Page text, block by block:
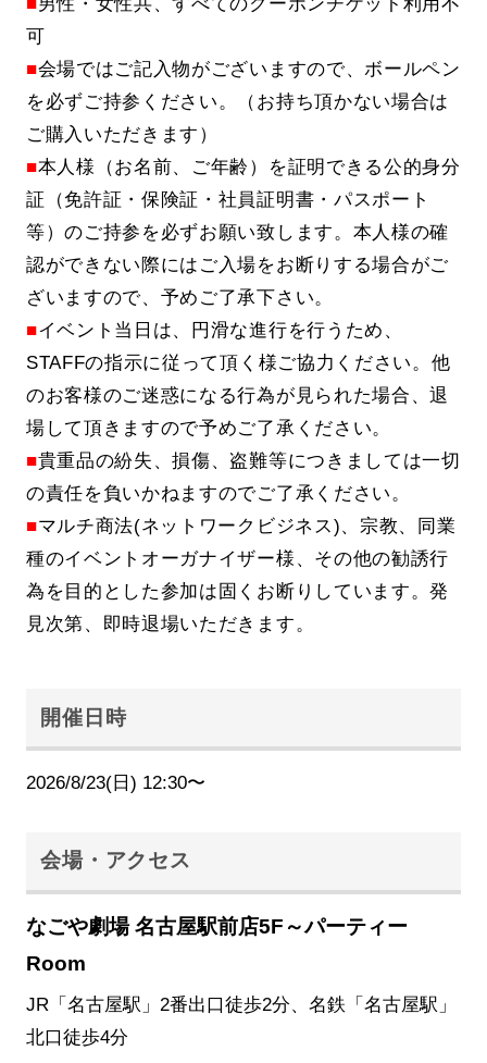
可
■会場ではご記入物がございますので、ボールペン
を必ずご持参ください。（お持ち頂かない場合は
ご購入いただきます）
■本人様（お名前、ご年齢）を証明できる公的身分
証（免許証・保険証・社員証明書・パスポート
等）のご持参を必ずお願い致します。本人様の確
認ができない際にはご入場をお断りする場合がご
ざいますので、予めご了承下さい。
■イベント当日は、円滑な進行を行うため、
STAFFの指示に従って頂く様ご協力ください。他
のお客様のご迷惑になる行為が見られた場合、退
場して頂きますので予めご了承ください。
■貴重品の紛失、損傷、盗難等につきましては一切
の責任を負いかねますのでご了承ください。
■マルチ商法(ネットワークビジネス)、宗教、同業
種のイベントオーガナイザー様、その他の勧誘行
為を目的とした参加は固くお断りしています。発
見次第、即時退場いただきます。
開催日時
2026/8/23(日) 12:30〜
会場・アクセス
なごや劇場 名古屋駅前店5F～パーティー
Room
JR「名古屋駅」2番出口徒歩2分、名鉄「名古屋駅」
北口徒歩4分